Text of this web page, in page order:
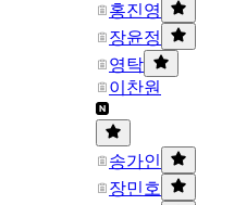
홍진영
장윤정
영탁
이찬원
송가인
장민호